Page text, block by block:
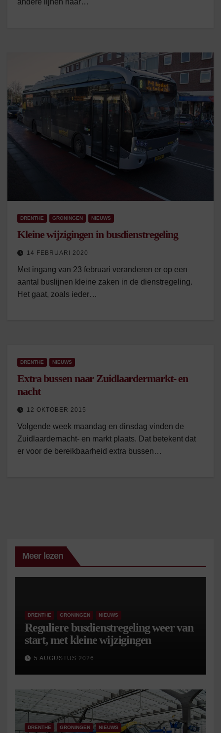
andere lijnen naar…
DRENTHE GRONINGEN NIEUWS
Kleine wijzigingen in busdienstregeling
14 FEBRUARI 2020
Met ingang van 23 februari veranderen er op een
aantal buslijnen kleine zaken in de dienstregeling.
Het gaat, zoals ieder…
DRENTHE NIEUWS
Extra bussen naar Zuidlaardermarkt- en
nacht
12 OKTOBER 2015
Volgende week maandag en dinsdag vinden de
Zuidlaardernacht- en markt plaats. Dat betekent dat
er voor de bereikbaarheid extra bussen…
Meer lezen
DRENTHE GRONINGEN NIEUWS
Reguliere busdienstregeling weer van
start, met kleine wijzigingen
5 AUGUSTUS 2026
DRENTHE GRONINGEN NIEUWS